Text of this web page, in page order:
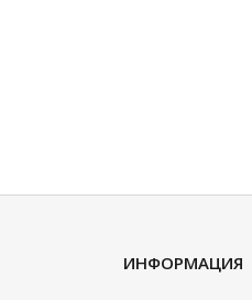
ИНФОРМАЦИЯ